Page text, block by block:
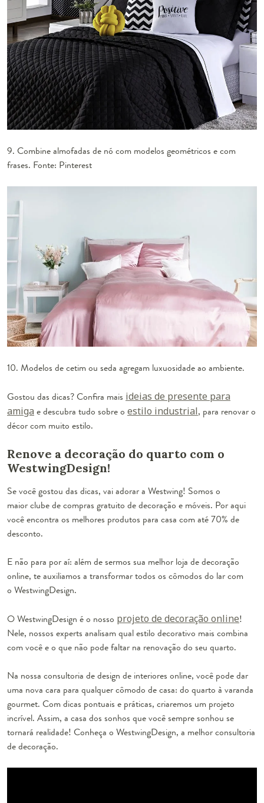
9. Combine almofadas de nó com modelos geométricos e com
frases. Fonte: Pinterest
10. Modelos de cetim ou seda agregam luxuosidade ao ambiente.
Gostou das dicas? Confira mais ideias de presente para
amiga e descubra tudo sobre o estilo industrial, para renovar o
décor com muito estilo.
Renove a decoração do quarto com o
WestwingDesign!
Se você gostou das dicas, vai adorar a Westwing! Somos o
maior clube de compras gratuito de decoração e móveis. Por aqui
você encontra os melhores produtos para casa com até 70% de
desconto.
E não para por aí: além de sermos sua melhor loja de decoração
online, te auxiliamos a transformar todos os cômodos do lar com
o WestwingDesign.
O WestwingDesign é o nosso projeto de decoração online!
Nele, nossos experts analisam qual estilo decorativo mais combina
com você e o que não pode faltar na renovação do seu quarto.
Na nossa consultoria de design de interiores online, você pode dar
uma nova cara para qualquer cômodo de casa: do quarto à varanda
gourmet. Com dicas pontuais e práticas, criaremos um projeto
incrível. Assim, a casa dos sonhos que você sempre sonhou se
tornará realidade! Conheça o WestwingDesign, a melhorconsultoria
de decoração.